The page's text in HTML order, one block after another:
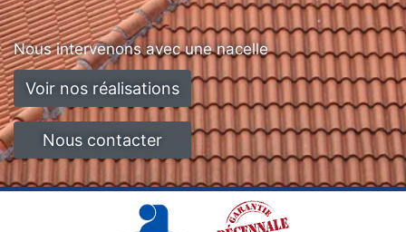
Nous intervenons avec une nacelle
Voir nos réalisations
Nous contacter